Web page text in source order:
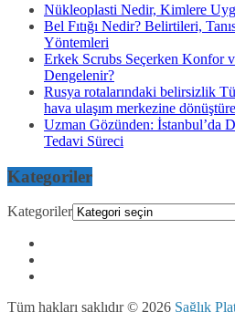
Nükleoplasti Nedir, Kimlere
Bel Fıtığı Nedir? Belirtileri,
Yöntemleri
Erkek Scrubs Seçerken Konfor
Dengelenir?
Rusya rotalarındaki belirsizlik
hava ulaşım merkezine
Uzman Gözünden: İstanbul’da
Tedavi Süreci
Kategoriler
Kategoriler
Tüm hakları saklıdır © 2026 Sağlık